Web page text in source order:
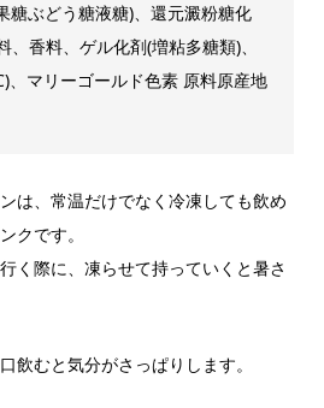
糖ぶどう糖液糖)、還元澱粉糖化
香料、ゲル化剤(増粘多糖類)、
、マリーゴールド色素 原料原産地
は、常温だけでなく冷凍しても飲め
クです。
く際に、凍らせて持っていくと暑さ
飲むと気分がさっぱりします。